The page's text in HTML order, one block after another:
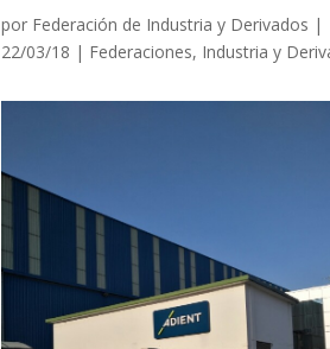
por Federación de Industria y Derivados |
22/03/18 | Federaciones, Industria y